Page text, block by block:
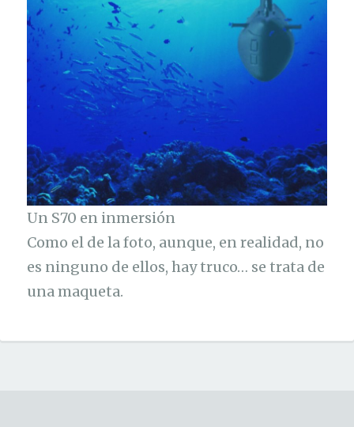
Un S70 en inmersión
Como el de la foto, aunque, en realidad, no
es ninguno de ellos, hay truco… se trata de
una maqueta.